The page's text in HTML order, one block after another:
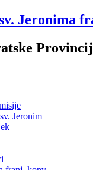
Jeronima
Jeronim